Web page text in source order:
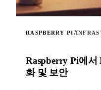
RASPBERRY PI/
Raspberry Pi에서
화 및 보안